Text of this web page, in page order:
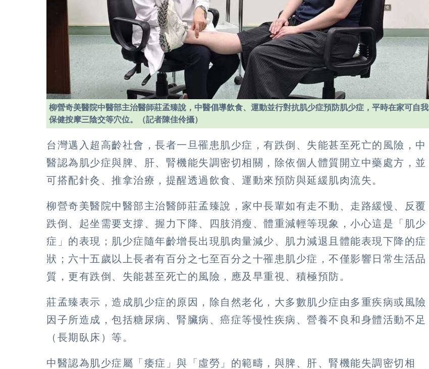
柳營奇美醫院中醫部主治醫師莊孟臻說，中醫倡導飲食、運動並行對抗肌少症預防肌少症，平時在家可自我
保健按摩三陰交等穴位。（記者陳佳伶攝）
台灣邁入超高齡社會，長者一旦罹患肌少症，有跌倒、失能甚至死亡的風險，中
醫認為肌少症與脾、肝、腎機能失調密切相關，除依個人體質開立中藥處方，並
可搭配針灸、推拿治療，提醒透過飲食、運動來預防與延緩肌肉流失。
柳營奇美醫院中醫部主治醫師莊孟臻說，家中長輩如有走不動、走路緩慢、反覆
跌倒、起坐需要支撐、握力下降、四肢消瘦、體重減輕等現象，小心這是「肌少
症」的表現；肌少症隨年齡增長出現肌肉量減少、肌力減退且體能表現下降的症
狀；六十五歲以上長者有百分之七至百分之十罹患肌少症，不僅影響日常生活品
質，更有跌倒、失能甚至死亡的風險，應及早重視、積極預防。
莊孟臻表示，造成肌少症的原因，除自然老化，大多數肌少症由多重疾病或風險
因子所造成，包括糖尿病、腎臟病、癌症等慢性疾病、營養不良和身體活動不足
（長期臥床）等。
中醫認為肌少症屬「痿症」與「虛勞」的範疇，與脾、肝、腎機能失調密切相